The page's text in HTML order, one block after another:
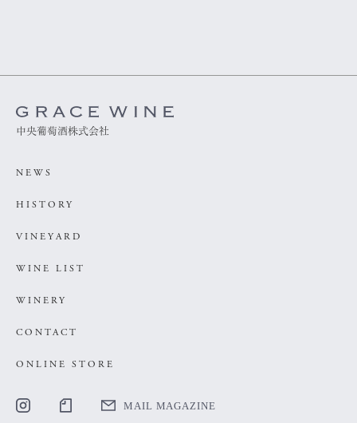
中央葡萄酒株式会社
NEWS
HISTORY
VINEYARD
WINE LIST
WINERY
CONTACT
ONLINE STORE
MAIL MAGAZINE